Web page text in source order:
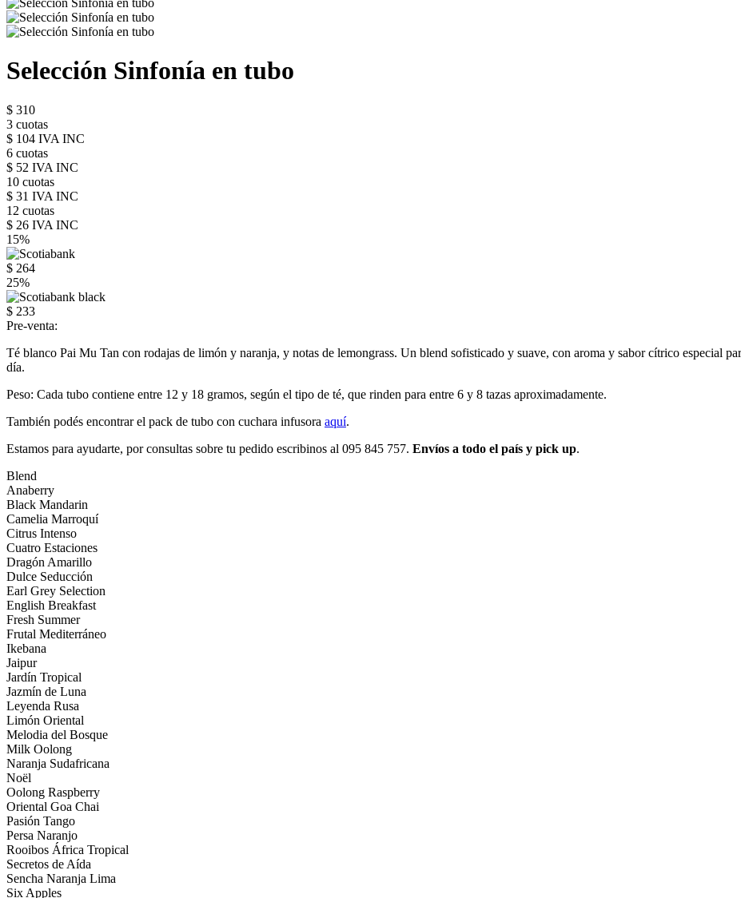
Selección Sinfonía en tubo
$ 310
3 cuotas
$ 104 IVA INC
6 cuotas
$ 52 IVA INC
10 cuotas
$ 31 IVA INC
12 cuotas
$ 26 IVA INC
15%
$ 264
25%
$ 233
Pre-venta:
Té blanco Pai Mu Tan con rodajas de limón y naranja, y notas de lemongrass. Un blend sofisticado y suave, con aroma y sabor cítrico especial
día.
Peso: Cada tubo contiene entre 12 y 18 gramos, según el tipo de té, que rinden para entre 6 y 8 tazas aproximadamente.
También podés encontrar el pack de tubo con cuchara infusora aquí.
Estamos para ayudarte, por consultas sobre tu pedido escribinos al 095 845 757. Envíos a todo el país y pick up.
Blend
Anaberry
Black Mandarin
Camelia Marroquí
Citrus Intenso
Cuatro Estaciones
Dragón Amarillo
Dulce Seducción
Earl Grey Selection
English Breakfast
Fresh Summer
Frutal Mediterráneo
Ikebana
Jaipur
Jardín Tropical
Jazmín de Luna
Leyenda Rusa
Limón Oriental
Melodia del Bosque
Milk Oolong
Naranja Sudafricana
Noël
Oolong Raspberry
Oriental Goa Chai
Pasión Tango
Persa Naranjo
Rooibos África Tropical
Secretos de Aída
Sencha Naranja Lima
Six Apples